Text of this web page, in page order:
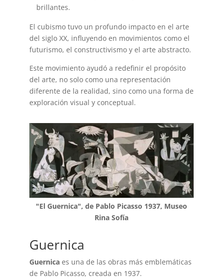
brillantes.
El cubismo tuvo un profundo impacto en el arte
del siglo XX, influyendo en movimientos como el
futurismo, el constructivismo y el arte abstracto.
Este movimiento ayudó a redefinir el propósito
del arte, no solo como una representación
diferente de la realidad, sino como una forma de
exploración visual y conceptual.
"El Guernica", de Pablo Picasso 1937, Museo
Rina Sofía
Guernica
Guernicaes una de las obras más emblemáticas
de Pablo Picasso, creada en 1937.